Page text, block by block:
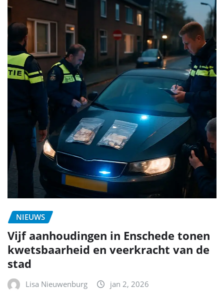
NIEUWS
Vijf aanhoudingen in Enschede tonen
kwetsbaarheid en veerkracht van de
stad
Lisa Nieuwenburg jan 2, 2026